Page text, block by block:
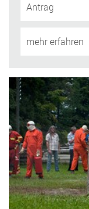
Antrag
mehr erfahren